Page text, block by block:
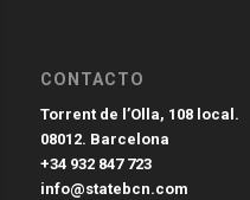
CONTACTO
Torrent de l’Olla, 108 local.
08012. Barcelona
+34 932 847 723
info@statebcn.com